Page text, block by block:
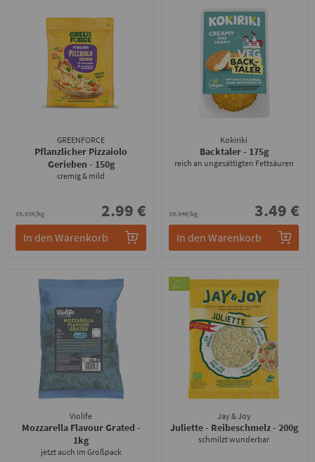
GREENFORCE
Pflanzlicher Pizzaiolo
Gerieben - 150g
cremig & mild
19.93€/kg 2.99 €
In den Warenkorb
Kokiriki
Backtaler- 175g
reich an ungesättigten Fettsäuren
19.94€/kg 3.49 €
In den Warenkorb
Violife
Mozzarella Flavour Grated -
1kg
jetzt auch im Großpack
Jay & Joy
Juliette - Reibeschmelz- 200g
schmilzt wunderbar